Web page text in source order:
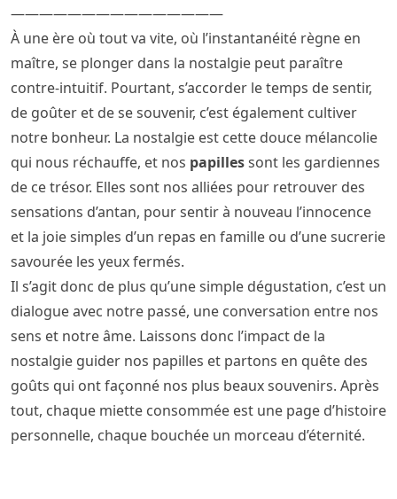
———————————————
À une ère où tout va vite, où l’instantanéité règne en
maître, se plonger dans la nostalgie peut paraître
contre-intuitif. Pourtant, s’accorder le temps de sentir,
de goûter et de se souvenir, c’est également cultiver
notre bonheur. La nostalgie est cette douce mélancolie
qui nous réchauffe, et nos papillessont les gardiennes
de ce trésor. Elles sont nos alliées pour retrouver des
sensations d’antan, pour sentir à nouveau l’innocence
et la joie simples d’un repas en famille ou d’une sucrerie
savourée les yeux fermés.
Il s’agit donc de plus qu’une simple dégustation, c’est un
dialogue avec notre passé, une conversation entre nos
sens et notre âme. Laissons donc l’impact de la
nostalgie guider nos papilles et partons en quête des
goûts qui ont façonné nos plus beaux souvenirs. Après
tout, chaque miette consommée est une page d’histoire
personnelle, chaque bouchée un morceau d’éternité.